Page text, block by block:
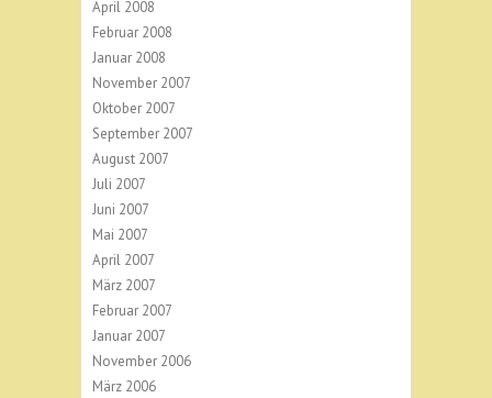
April 2008
Februar 2008
Januar 2008
November 2007
Oktober 2007
September 2007
August 2007
Juli 2007
Juni 2007
Mai 2007
April 2007
März 2007
Februar 2007
Januar 2007
November 2006
März 2006